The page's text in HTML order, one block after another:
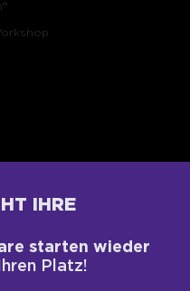
IHRE
starten wieder
Platz!